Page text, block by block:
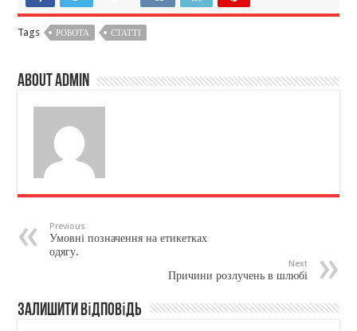
Tags РОБОТА СТАТТІ
About admin
Previous
Умовні позначення на етикетках
одягу.
Next
Причини розлучень в шлюбі
Залишити відповідь